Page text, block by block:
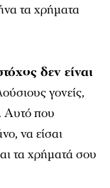
τα χρήματα
δεν είναι
γονείς,
Αυτό που
να είσαι
τα χρήματά σου